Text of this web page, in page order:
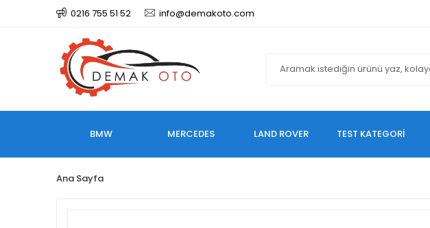
0216 755 51 52 info@demakoto.com
BMW MERCEDES LAND ROVER TEST KATEGORİ
Ana Sayfa